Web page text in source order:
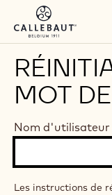
Skip to main
MOT
Nom d'utilisateur
Les instructions de